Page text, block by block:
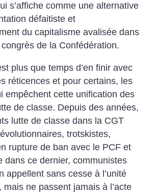
s’affiche comme une alternative
défaitiste et
du capitalisme avalisée dans
de la Confédération.
plus que temps d’en finir avec
réticences et pour certains, les
empêchent cette unification des
de classe. Depuis des années,
lutte de classe dans la CGT
trotskistes,
rupture de ban avec le PCF et
dans ce dernier, communistes
appellent sans cesse à l’unité
mais ne passent jamais à l’acte